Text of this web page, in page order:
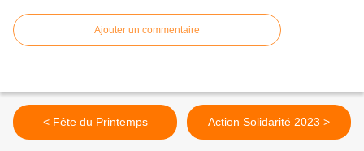
Ajouter un commentaire
< Fête du Printemps Action Solidarité 2023 >